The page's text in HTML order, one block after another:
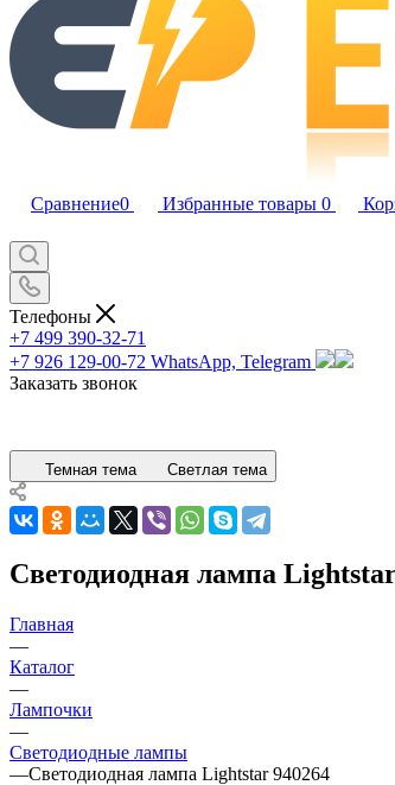
Сравнение0 Избранные товары 0
Телефоны
+7 499 390-32-71
+7 926 129-00-72 WhatsApp, Telegram
Заказать звонок
Темная тема Светлая тема
Светодиодная лампа
Главная
—
Каталог
—
Лампочки
—
Светодиодные лампы
—Светодиодная лампа Lightstar 940264